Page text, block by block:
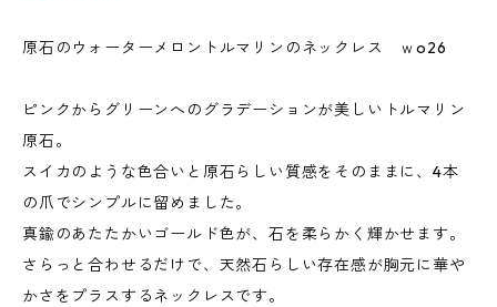
原石のウォーターメロントルマリンのネックレス ｗo26
ピンクからグリーンへのグラデーションが美しいトルマリン
原石。
スイカのような色合いと原石らしい質感をそのままに、4本
の爪でシンプルに留めました。
真鍮のあたたかいゴールド色が、石を柔らかく輝かせます。
さらっと合わせるだけで、天然石らしい存在感が胸元に華や
かさをプラスするネックレスです。